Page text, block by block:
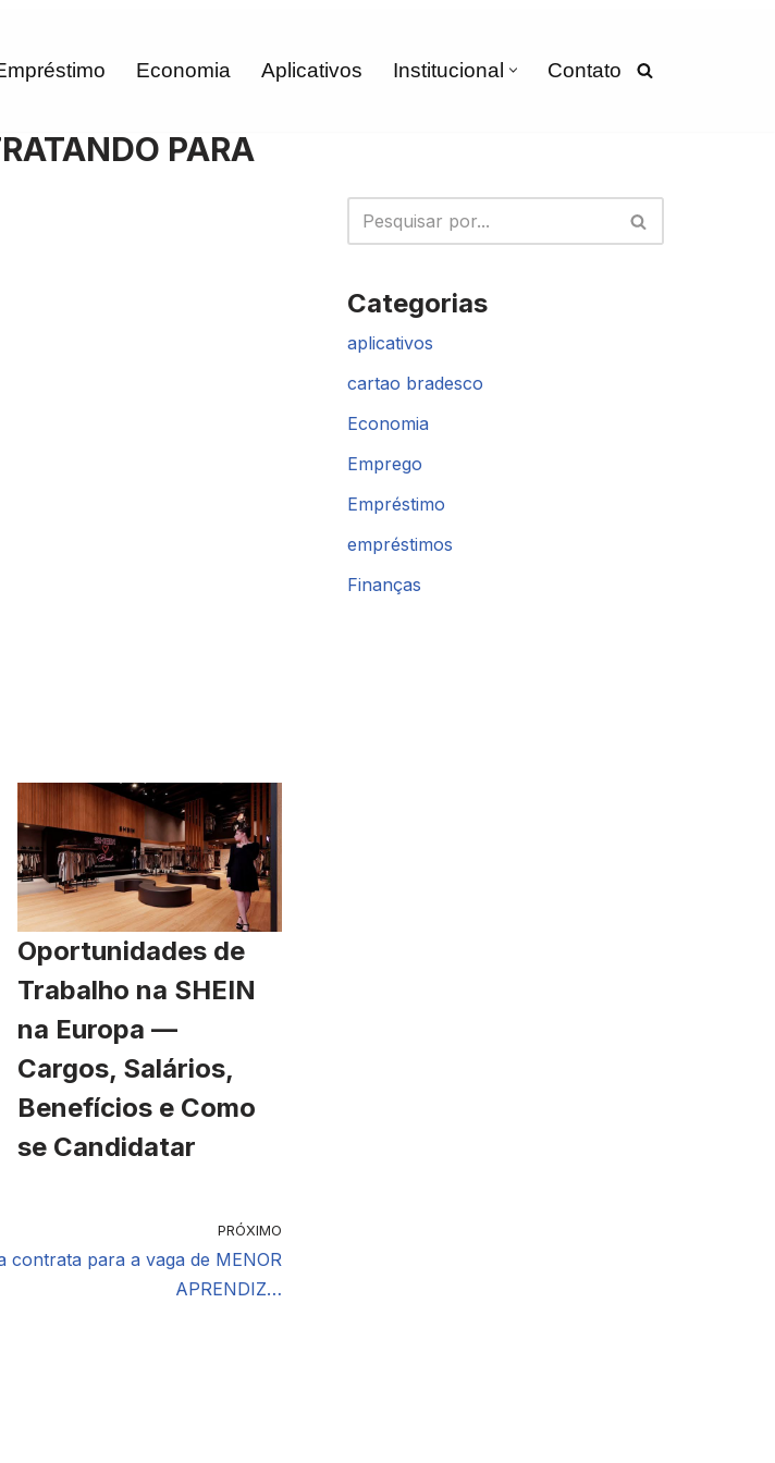
Economia Aplicativos Institucional Contato
PARA
Oportunidades de
Trabalho na SHEIN
na Europa —
Cargos, Salários,
Benefícios e Como
se Candidatar
PRÓXIMO
contrata para a vaga de MENOR
APRENDIZ…
Categorias
aplicativos
cartao bradesco
Economia
Emprego
Empréstimo
empréstimos
Finanças